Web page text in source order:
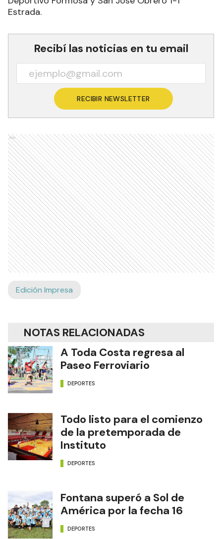
Estrada.
Recibí las noticias en tu email
RECIBIR NEWSLETTER
Ads
Edición Impresa
NOTAS RELACIONADAS
A Toda Costa regresa al
Paseo Ferroviario
DEPORTES
Todo listo para el comienzo
de la pretemporada de
Instituto
DEPORTES
Fontana superó a Sol de
América por la fecha 16
DEPORTES